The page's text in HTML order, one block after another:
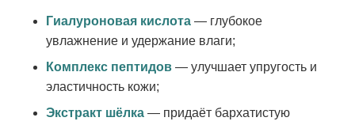
Гиалуроновая кислота — глубокое
увлажнение и удержание влаги;
Комплекс пептидов — улучшает упругость и
эластичность кожи;
Экстракт шёлка — придаёт бархатистую